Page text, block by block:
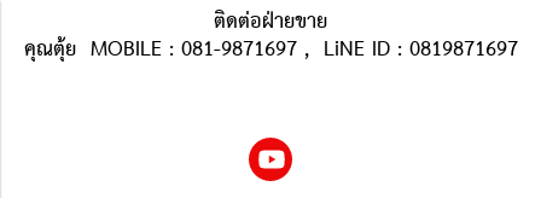
ติดต่อฝ่ายขาย
คุณตุ้ย MOBILE : 081-9871697 , LiNE ID : 0819871697